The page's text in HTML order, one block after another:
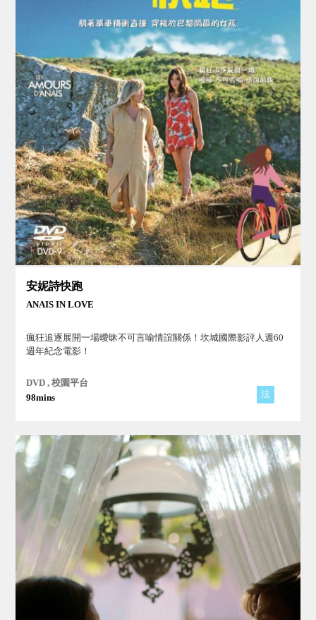
安妮詩快跑
ANAIS IN LOVE
瘋狂追逐展開一場曖昧不可言喻情誼關係！坎城國際影評人週60
週年紀念電影！
DVD , 校園平台
98mins
法